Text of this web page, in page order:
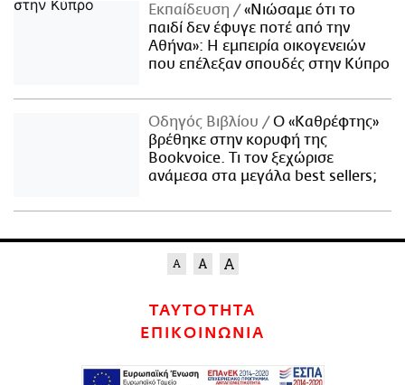
Εκπαίδευση
«Νιώσαμε ότι το
παιδί δεν έφυγε ποτέ από την
Αθήνα»: Η εμπειρία οικογενειών
που επέλεξαν σπουδές στην Κύπρο
Οδηγός Βιβλίου
Ο «Καθρέφτης»
βρέθηκε στην κορυφή της
Bookvoice. Τι τον ξεχώρισε
ανάμεσα στα μεγάλα best sellers;
ΤΑΥΤΟΤΗΤΑ
ΕΠΙΚΟΙΝΩΝΙΑ